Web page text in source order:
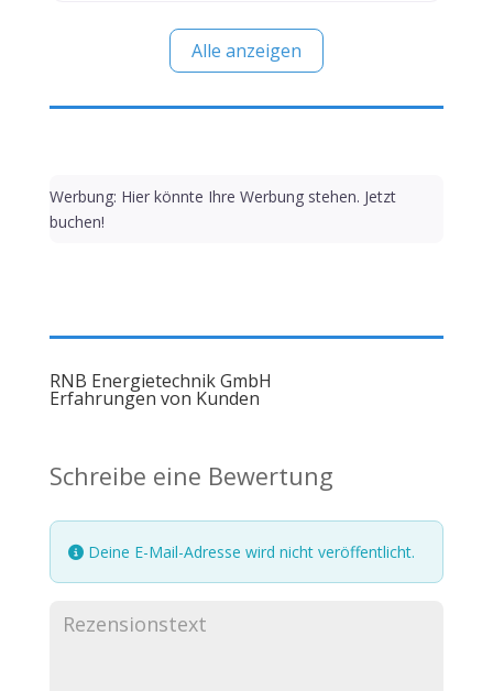
Alle anzeigen
Werbung: Hier könnte Ihre Werbung stehen. Jetzt
buchen!
RNB Energietechnik GmbH
Erfahrungen von Kunden
Schreibe eine Bewertung
Deine E-Mail-Adresse wird nicht veröffentlicht.